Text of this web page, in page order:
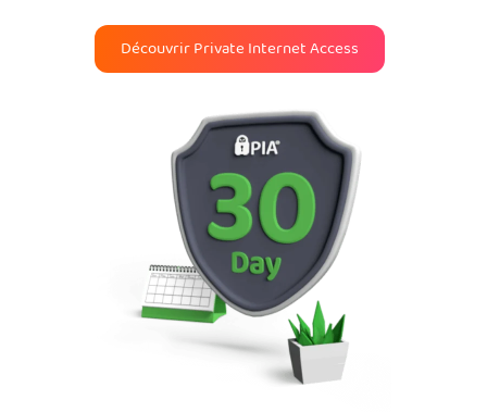
Découvrir Private Internet Access